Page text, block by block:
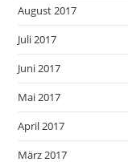
August 2017
Juli 2017
Juni 2017
Mai 2017
April 2017
März 2017